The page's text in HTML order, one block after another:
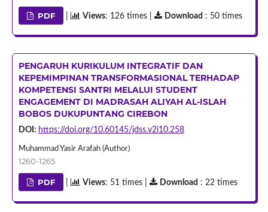
PDF Views: 126 times | Download : 50 times
PENGARUH KURIKULUM INTEGRATIF DAN
KEPEMIMPINAN TRANSFORMASIONAL TERHADAP
KOMPETENSI SANTRI MELALUI STUDENT
ENGAGEMENT DI MADRASAH ALIYAH AL-ISLAH
BOBOS DUKUPUNTANG CIREBON
DOI: https://doi.org/10.60145/jdss.v2i10.258
Muhammad Yasir Arafah (Author)
1260-1265
PDF Views: 51 times | Download : 22 times